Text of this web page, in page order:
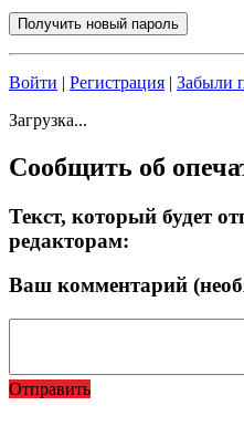
Войти | Регистрация | Забыли
Загрузка...
Сообщить об
Текст, который будет
редакторам:
Ваш комментарий
Отправить